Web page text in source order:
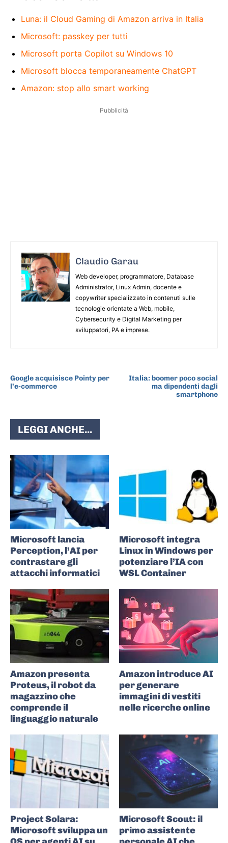
Luna: il Cloud Gaming di Amazon arriva in Italia
Microsoft: passkey per tutti
Microsoft porta Copilot su Windows 10
Microsoft blocca temporaneamente ChatGPT
Amazon: stop allo smart working
Pubblicità
Claudio Garau
Web developer, programmatore, Database
Administrator, Linux Admin, docente e
copywriter specializzato in contenuti sulle
tecnologie orientate a Web, mobile,
Cybersecurity e Digital Marketing per
sviluppatori, PA e imprese.
Google acquisisce Pointy per
l’e-commerce
Italia: boomer poco social
ma dipendenti dagli
smartphone
LEGGI ANCHE...
Microsoft lancia
Perception, l’AI per
contrastare gli
attacchi informatici
Microsoft integra
Linux in Windows per
potenziare l’IA con
WSL Container
Amazon presenta
Proteus, il robot da
magazzino che
comprende il
linguaggio naturale
Amazon introduce AI
per generare
immagini di vestiti
nelle ricerche online
Project Solara:
Microsoft sviluppa un
Microsoft Scout: il
primo assistente